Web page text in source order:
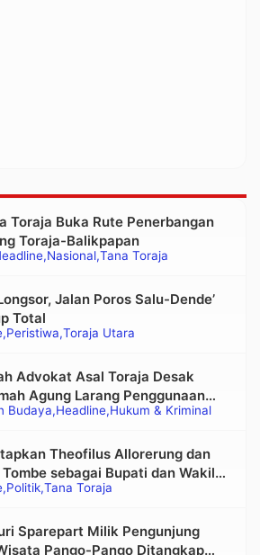
Nasional Tana Toraja
Toraja Buka Rute Penerbangan
Toraja-Balikpapan
Peristiwa Toraja Utara
Jalan Poros Salu-Dende’
Total
Budaya Headline Hukum & Kriminal
Advokat Asal Toraja Desak
Agung Larang Penggunaan
pada Eksekusi Rumah Adat
Politik Tana Toraja
Theofilus Allorerung dan
sebagai Bupati dan Wakil
Toraja Terpilih
Sparepart Milik Pengunjung
Pango-Pango Ditangkap